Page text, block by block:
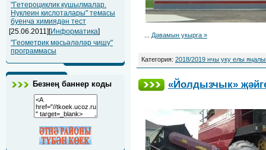
"Гетероциклик кушылмалар.
Нуклеин кислоталары" темасы
буенча химиядән тест
[25.06.2011][Информатика]
"Геометрик мәсьәләләр чишү"
программасы
Безнең баннер коды
Дәвамын укырга »
Категория: 2018/2019 нчы уку елы
«Йолдызчык»